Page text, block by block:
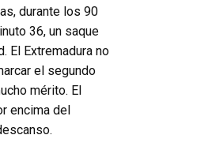
durante los 90
36, un saque
El Extremadura no
el segundo
mérito. El
encima del